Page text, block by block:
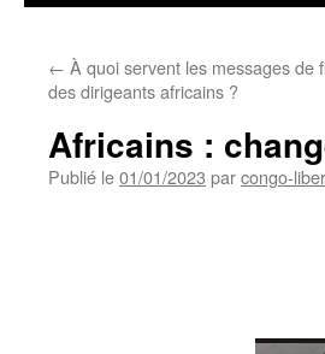
← À quoi servent les messages de
des dirigeants africains ?
Africains :
Publié le01/01/2023 parcongo-